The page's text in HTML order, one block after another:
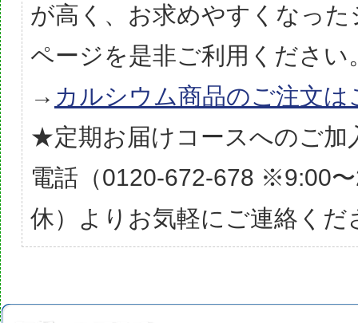
が高く、お求めやすくなっ
ページを是非ご利用ください
→ カルシウム商品のご注文は
★定期お届けコースへのご加
電話（0120-672-678 ※9:00
休）よりお気軽にご連絡くだ